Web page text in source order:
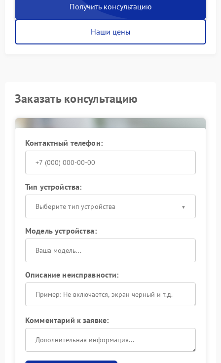
Получить консультацию
Наши цены
Заказать консультацию
Контактный телефон:
Тип устройства:
Выберите тип устройства
Модель устройства:
Описание неисправности:
Комментарий к заявке: